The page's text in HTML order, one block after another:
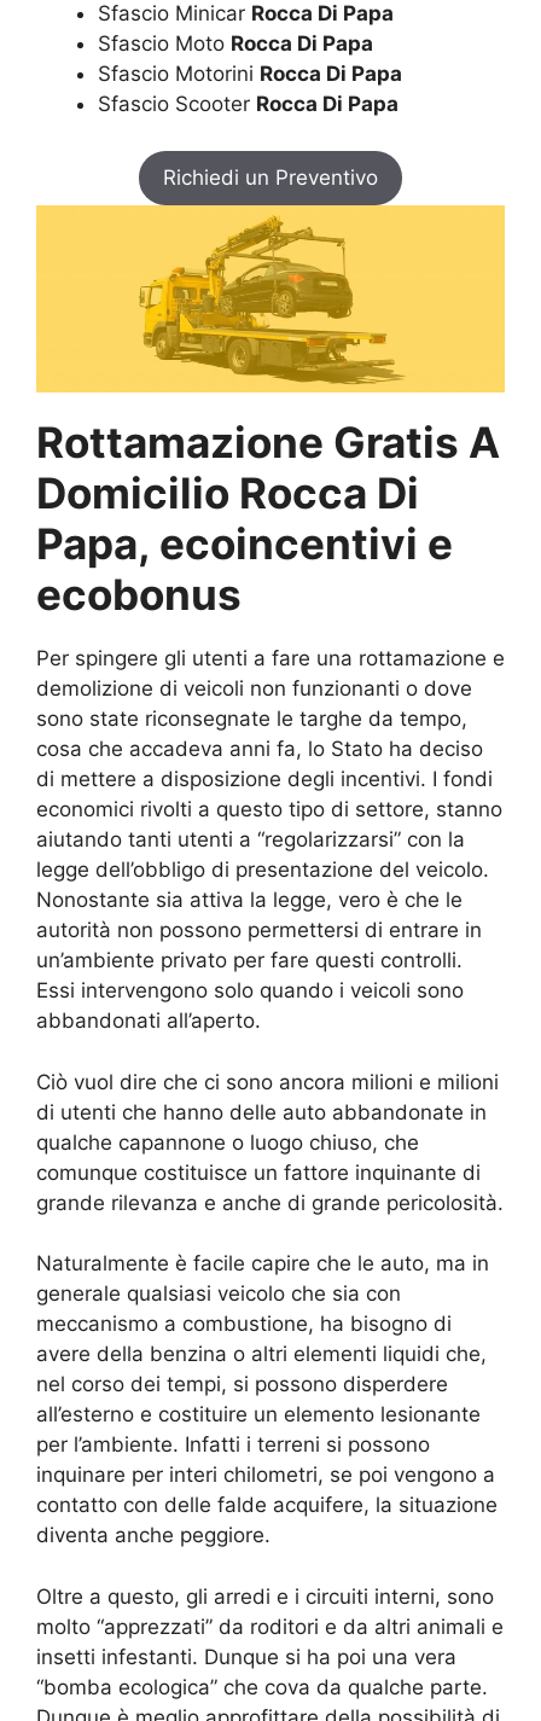
Sfascio Minicar Rocca Di Papa
Sfascio Moto Rocca Di Papa
Sfascio Motorini Rocca Di Papa
Sfascio Scooter Rocca Di Papa
Richiedi un Preventivo
Rottamazione Gratis A
Domicilio Rocca Di
Papa, ecoincentivi e
ecobonus
Per spingere gli utenti a fare una rottamazione e
demolizione di veicoli non funzionanti o dove
sono state riconsegnate le targhe da tempo,
cosa che accadeva anni fa, lo Stato ha deciso
di mettere a disposizione degli incentivi. I fondi
economici rivolti a questo tipo di settore, stanno
aiutando tanti utenti a “regolarizzarsi” con la
legge dell’obbligo di presentazione del veicolo.
Nonostante sia attiva la legge, vero è che le
autorità non possono permettersi di entrare in
un’ambiente privato per fare questi controlli.
Essi intervengono solo quando i veicoli sono
abbandonati all’aperto.
Ciò vuol dire che ci sono ancora milioni e milioni
di utenti che hanno delle auto abbandonate in
qualche capannone o luogo chiuso, che
comunque costituisce un fattore inquinante di
grande rilevanza e anche di grande pericolosità.
Naturalmente è facile capire che le auto, ma in
generale qualsiasi veicolo che sia con
meccanismo a combustione, ha bisogno di
avere della benzina o altri elementi liquidi che,
nel corso dei tempi, si possono disperdere
all’esterno e costituire un elemento lesionante
per l’ambiente. Infatti i terreni si possono
inquinare per interi chilometri, se poi vengono a
contatto con delle falde acquifere, la situazione
diventa anche peggiore.
Oltre a questo, gli arredi e i circuiti interni, sono
molto “apprezzati” da roditori e da altri animali e
insetti infestanti. Dunque si ha poi una vera
“bomba ecologica” che cova da qualche parte.